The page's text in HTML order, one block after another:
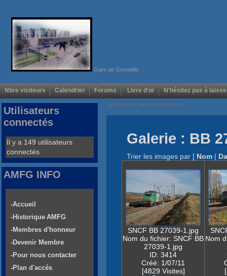
Gare de Grenoble
Nbre visiteurs Calendrier Forums Livre d'or N'hésitez pas à
Voir/Cacher menus de gauche
Galerie : BB
Trier les images par [ Nom |
SNCF BB 27039-1.jpg
Nom du fichier: SNCF BB
27039-1.jpg
ID: 3414
Créé: 1/07/11
[4829 Visites]
Nom
Utilisateurs
connectés
Il y a 149 utilisateurs
connectés
AMFG INFO
-Accueil
-Historique AMFG
-Membres d'honneur
-Devenir Membre
-Pour nous contacter
-Plan d'accés